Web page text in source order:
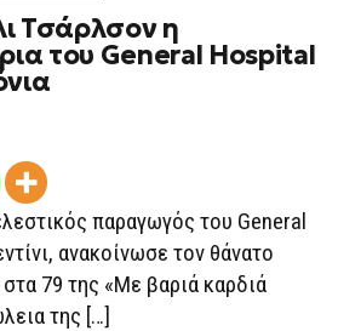
Τσάρλσον η
του General Hospital
παραγωγός του General
ανακοίνωσε τον θάνατο
79 της «Με βαριά καρδιά
της […]